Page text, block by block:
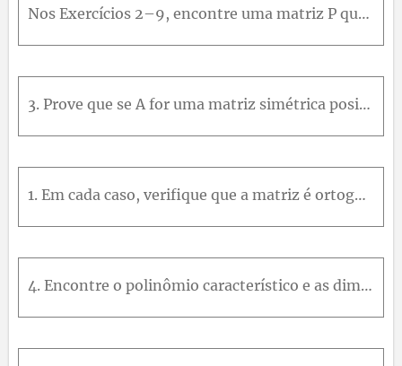
Nos Exercícios 2–9, encontre uma matriz P que diagonaliza A ortogonalmente e determine P - 1 A P . A = 2 - 1 - 1 - 1 2 - 1 - 1 - 1 2
3. Prove que se A for uma matriz simétrica positiva e u e v vetores em forma de coluna, então u , v = u T A v É um produto interno de R n .
1. Em cada caso, verifique que a matriz é ortogonal e encontre sua inversa.(a) 3 5 - 4 5 4 5 3 5 (b) 4 5 0 - 3 5 - 9 25 4 5 - 12 25 12 25 3 5 16 25
4. Encontre o polinômio característico e as dimensões dos autoespaços da matriz simétrica 3 2 2 2 3 2 2 2 3